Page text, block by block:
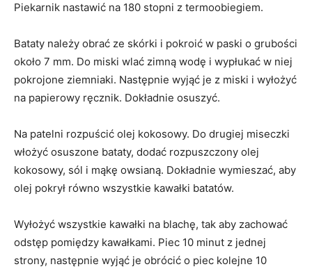
Piekarnik nastawić na 180 stopni z termoobiegiem.
Bataty należy obrać ze skórki i pokroić w paski o grubości
około 7 mm. Do miski wlać zimną wodę i wypłukać w niej
pokrojone ziemniaki. Następnie wyjąć je z miski i wyłożyć
na papierowy ręcznik. Dokładnie osuszyć.
Na patelni rozpuścić olej kokosowy. Do drugiej miseczki
włożyć osuszone bataty, dodać rozpuszczony olej
kokosowy, sól i mąkę owsianą. Dokładnie wymieszać, aby
olej pokrył równo wszystkie kawałki batatów.
Wyłożyć wszystkie kawałki na blachę, tak aby zachować
odstęp pomiędzy kawałkami. Piec 10 minut z jednej
strony, następnie wyjąć je obrócić o piec kolejne 10